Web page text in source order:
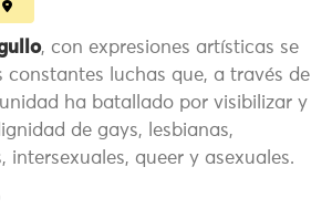
, con expresiones artísticas se
constantes luchas que, a través de
ha batallado por visibilizar y
de gays, lesbianas,
intersexuales, queer y asexuales.